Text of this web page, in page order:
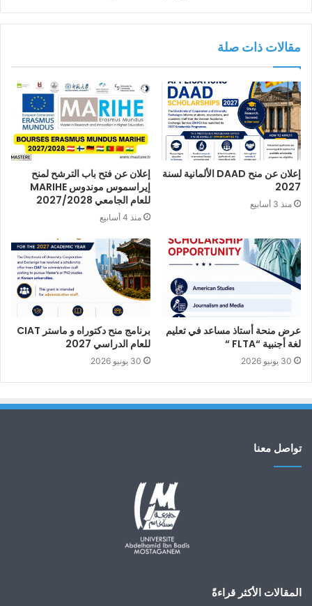
مقالات ذات صلة
إعلان عن منح DAAD الألمانية لسنة
2027
منذ 3 أسابيع
إعلان عن فتح باب الترشح لمنح
إيراسموس موندوس MARIHE
للعام الجامعي 2027/2028
منذ 4 أسابيع
عرض منحة أستاذ مساعد في تعليم
لغة أجنبية “FLTA “
30 يونيو 2026
برنامج منح دكتوراه و ماستر CIAT
للعام الدراسي 2027
30 يونيو 2026
تواصل معنا
المقالات الأكثر قراءةً